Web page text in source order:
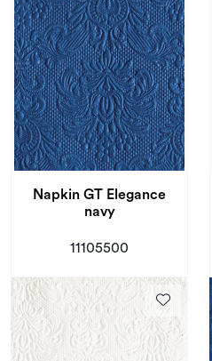
Napkin GT Elegance
navy
11105500